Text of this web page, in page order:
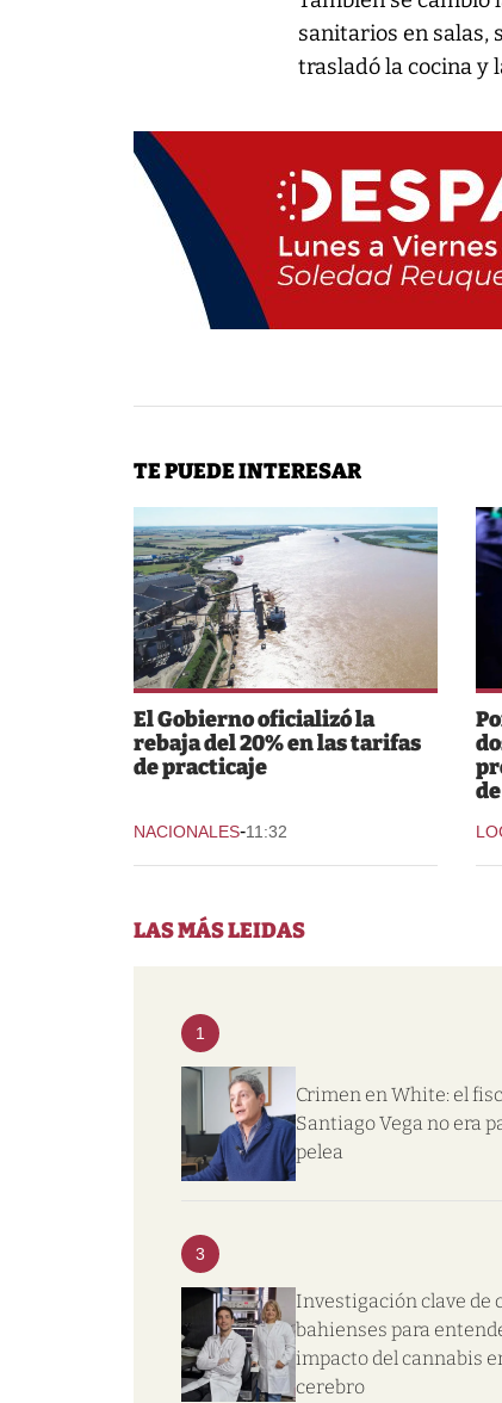
sanitarios en salas,
trasladó la cocina y
TE PUEDE INTERESAR
El Gobierno oficializó la
rebaja del 20% en las tarifas
de practicaje
NACIONALES-11:32
LAS MÁS LEIDAS
1
Crimen en White: el
Santiago Vega no era
pelea
3
Investigación clave de
bahienses para
impacto del cannabis
cerebro